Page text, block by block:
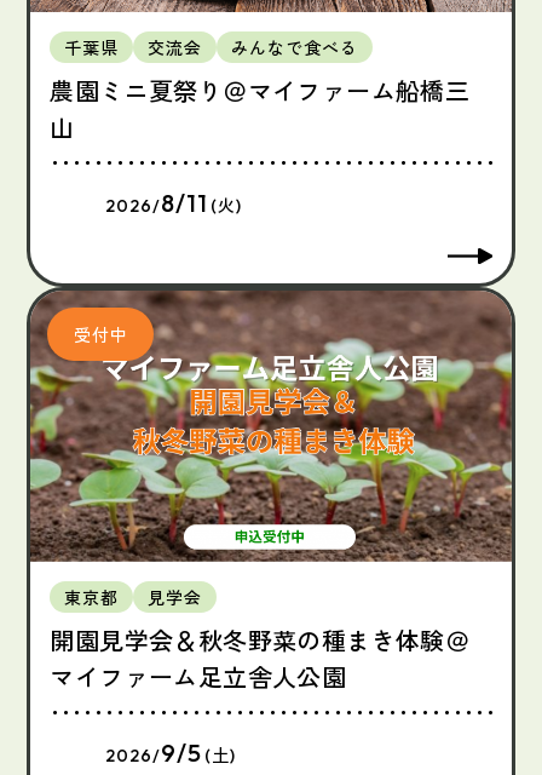
千葉県 交流会 みんなで食べる
農園ミニ夏祭り＠マイファーム船橋三
山
2026/8/11 (火)
東京都 見学会
開園見学会＆秋冬野菜の種まき体験＠
マイファーム足立舎人公園
2026/9/5 (土)